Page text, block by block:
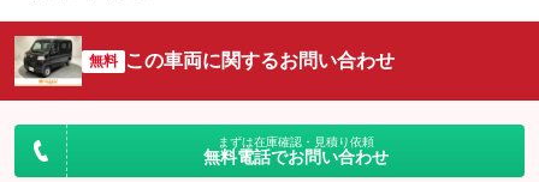
エアコン
：装備あり Wエアコン
：装備なし
リフトアップ
：装備なし パワーステアリング
：装備あり
ダウンヒルアシストコントロール
パワーウィンドウ
：装備あり 盗難防止システム
：装備あり
オーディオ
ビジュアル
：装備なし
革シート
：装備なし ハーフレザーシート
：装備なし
無料 この車両に関するお問い合わせ
まずは在庫確認・見積り依頼
無料電話でお問い合わせ